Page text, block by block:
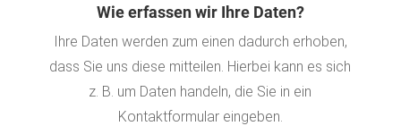
Wie erfassen wir Ihre Daten?
Ihre Daten werden zum einen dadurch erhoben,
dass Sie uns diese mitteilen. Hierbei kann es sich
z. B. um Daten handeln, die Sie in ein
Kontaktformular eingeben.